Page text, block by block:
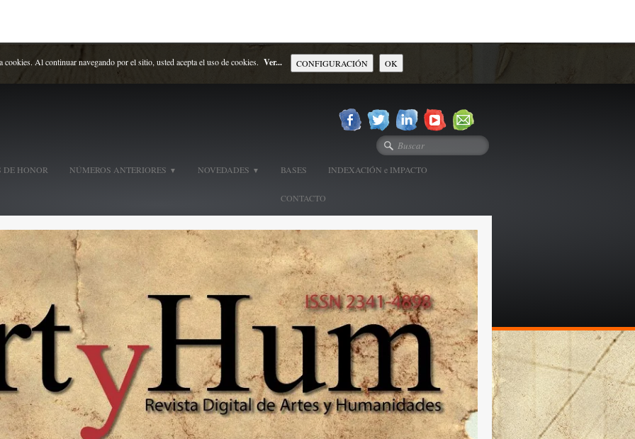
cookies. Al continuar navegando por el sitio, usted acepta el uso de cookies. Ver... CONFIGURACIÓN OK
DE HONOR NÚMEROS ANTERIORES ▼ NOVEDADES ▼ BASES INDEXACIÓN e IMPACTO
CONTACTO